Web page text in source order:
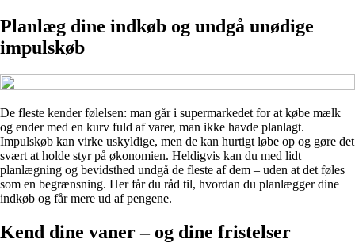
Planlæg dine indkøb og undgå unødige
impulskøb
De fleste kender følelsen: man går i supermarkedet for at købe mælk
og ender med en kurv fuld af varer, man ikke havde planlagt.
Impulskøb kan virke uskyldige, men de kan hurtigt løbe op og gøre det
svært at holde styr på økonomien. Heldigvis kan du med lidt
planlægning og bevidsthed undgå de fleste af dem – uden at det føles
som en begrænsning. Her får du råd til, hvordan du planlægger dine
indkøb og får mere ud af pengene.
Kend dine vaner – og dine fristelser